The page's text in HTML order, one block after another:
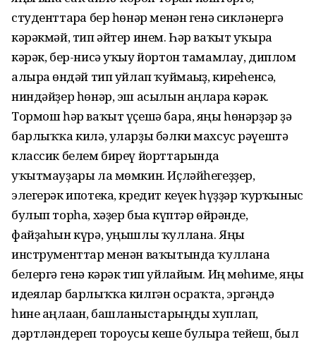
студенттарға бер һөнәр менән генә сикләнергә
кәрәкмәй, тип әйтер инем. Һәр ваҡыт уҡырға
кәрәк, бер-нисә уҡыу йортон тамамлау, диплом
алырға өндәй тип уйлап ҡуймағыҙ, киреһенсә,
ниндәйҙер һөнәр, эш асылын аңларға кәрәк.
Тормош һәр ваҡыт үҫешә бара, яңы һөнәрҙәр ҙә
барлыҡҡа килә, уларҙы бәлки махсус рәүештә
классик белем биреү йорттарында
уҡытмауҙары ла мөмкин. Иҫләйһегеҙҙер,
элегерәк ипотека, кредит кеүек һүҙҙәр ҡурҡыныс
булып торһа, хәҙер быға күптәр өйрәнде,
файҙаһын күрә, уңышлы ҡуллана. Яңы
инструменттар менән ваҡытында ҡуллана
белергә генә кәрәк тип уйлайым. Иң мөһиме, яңы
идеялар барлыҡҡа килгән осраҡта, эргәңдә
һине аңлаған, башланғыстарыңды хуплап,
дәртләндереп тороусы кеше булырға тейеш, был